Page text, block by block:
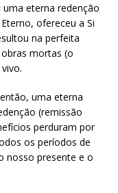
eterna redenção
ofereceu a Si
na perfeita
mortas (o
uma eterna
(remissão
perduram por
os períodos de
nosso presente e o